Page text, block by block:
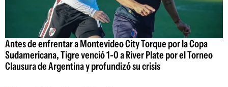
Antes de enfrentar a Montevideo City Torque por la Copa
Sudamericana, Tigre venció 1-0 a River Plate por el Torneo
Clausura de Argentina y profundizó su crisis